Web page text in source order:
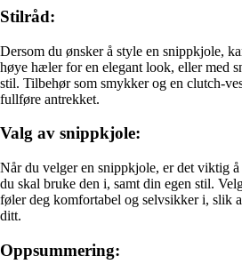
Stilråd:
Dersom du ønsker å style en snippkjole,
høye hæler for en elegant look, eller med
stil. Tilbehør som smykker og en clutch-
fullføre antrekket.
Valg av snippkjole:
Når du velger en snippkjole, er det viktig
du skal bruke den i, samt din egen stil.
føler deg komfortabel og selvsikker i, slik
ditt.
Oppsummering: